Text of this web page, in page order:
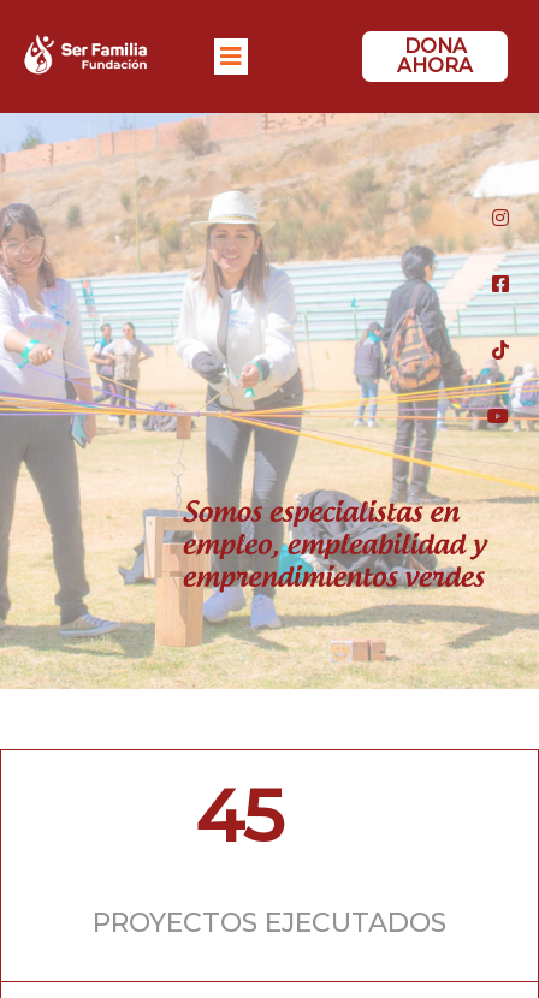
DONA
AHORA
45
PROYECTOS EJECUTADOS